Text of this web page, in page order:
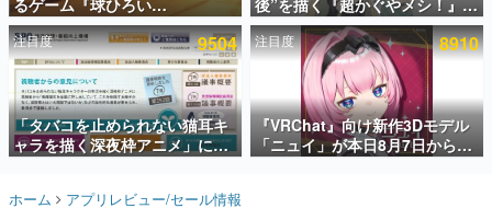
インタビュー
連載・特集一覧
殿堂入り記事
SNS拡散数が数千以上！ ページビュー数万以上！ などな
ど。多くの人々に読まれた、電ファミ渾身の“殿堂入り”記
事をまとめました。
名作ゲームクリエイターの方々に製作時のエピソードをお
るゲーム『球ひろい
Simulator』が「1件」のウィッ
シュリストをもとにチェコ語に
対応しSNSで話題に。『キング
ダム・カム』開発元やチェコの
プロ野球選手から称賛の声
後”を描く『超かぐやメシ！』
Web連載決定。新たなWebマン
ガレーベル「ビビビコミック」
にて特別話が掲載スタート、あ
のお話には…まだ続きがある！
注目度 9504
「タバコを止められない猫耳キ
ャラを描く深夜枠アニメ」に視
聴者の一部から批判意見。違法
て、BPOが議論を交わす
注目度 8910
『VRChat』向け新作3Dモデル
「ニュイ」が本日8月7日から
BOOTHにて発売。瞳に光る星
ホーム アプリレビュー/セール情報